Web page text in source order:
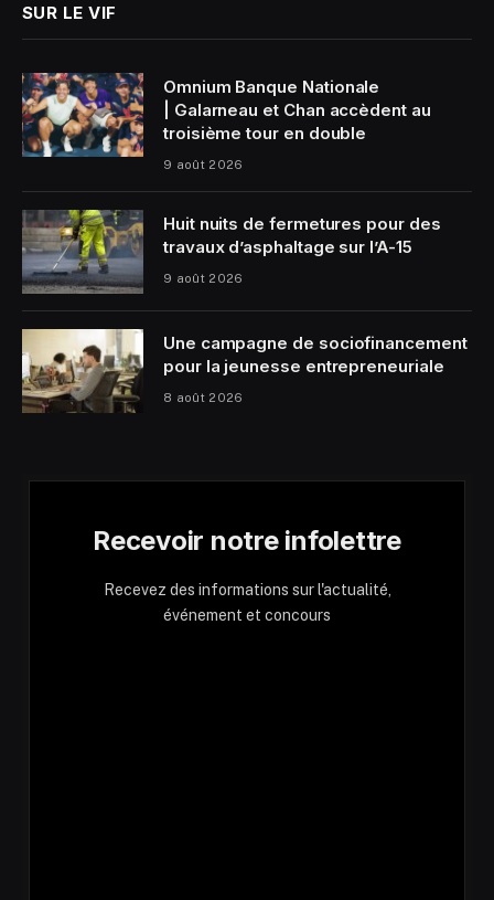
SUR LE VIF
Omnium Banque Nationale
| Galarneau et Chan accèdent au
troisième tour en double
9 août 2026
Huit nuits de fermetures pour des
travaux d’asphaltage sur l’A-15
9 août 2026
Une campagne de sociofinancement
pour la jeunesse entrepreneuriale
8 août 2026
Recevoir notre infolettre
Recevez des informations sur l'actualité,
événement et concours